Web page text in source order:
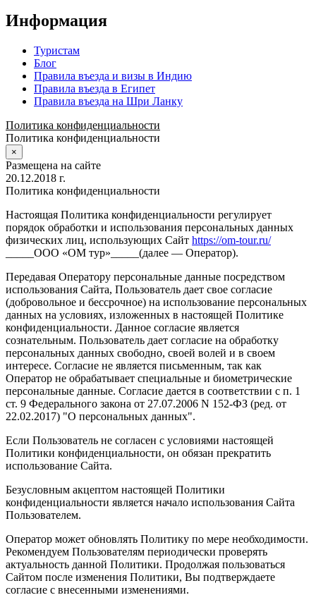
Информация
Туристам
Блог
Правила въезда и визы в Индию
Правила въезда в Египет
Правила въезда на Шри Ланку
Политика конфиденциальности
Политика конфиденциальности
×
Размещена на сайте
20.12.2018 г.
Политика конфиденциальности
Настоящая Политика конфиденциальности регулирует
порядок обработки и использования персональных данных
физических лиц, использующих Сайт https://om-tour.ru/
_____ООО «ОМ тур»_____(далее — Оператор).
Передавая Оператору персональные данные посредством
использования Сайта, Пользователь дает свое согласие
(добровольное и бессрочное) на использование персональных
данных на условиях, изложенных в настоящей Политике
конфиденциальности. Данное согласие является
сознательным. Пользователь дает согласие на обработку
персональных данных свободно, своей волей и в своем
интересе. Согласие не является письменным, так как
Оператор не обрабатывает специальные и биометрические
персональные данные. Согласие дается в соответствии с п. 1
ст. 9 Федерального закона от 27.07.2006 N 152-ФЗ (ред. от
22.02.2017) "О персональных данных".
Если Пользователь не согласен с условиями настоящей
Политики конфиденциальности, он обязан прекратить
использование Сайта.
Безусловным акцептом настоящей Политики
конфиденциальности является начало использования Сайта
Пользователем.
Оператор может обновлять Политику по мере необходимости.
Рекомендуем Пользователям периодически проверять
актуальность данной Политики. Продолжая пользоваться
Сайтом после изменения Политики, Вы подтверждаете
согласие с внесенными изменениями.